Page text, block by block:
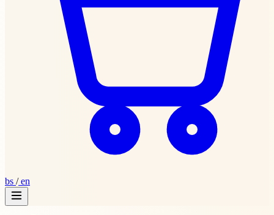
bs /en